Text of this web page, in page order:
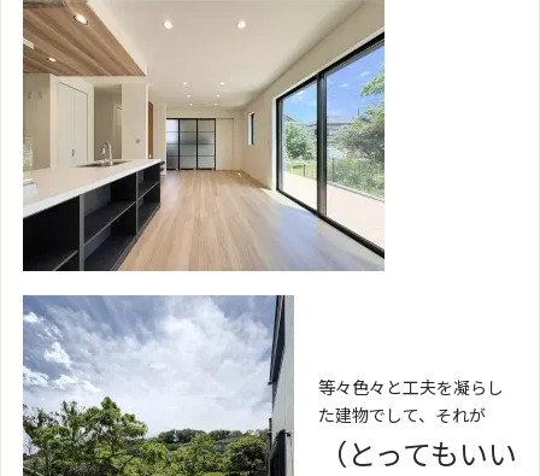
等々色々と工夫を凝らし
た建物でして、それが
（とってもいい